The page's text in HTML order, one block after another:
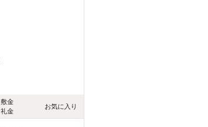
敷金
礼金
お気に入り